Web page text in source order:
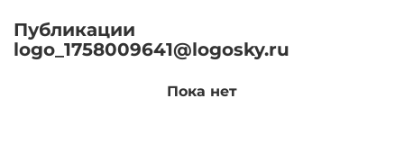
Публикации
logo_1758009641@logosky.ru
Пока нет